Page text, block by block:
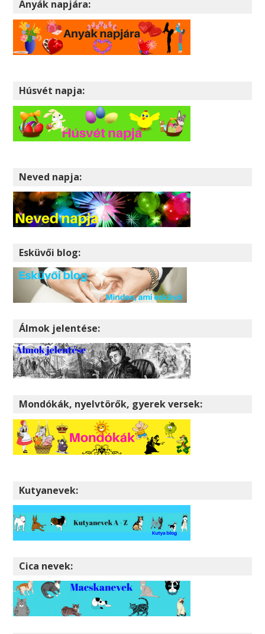
Anyák napjára:
Húsvét napja:
Neved napja:
Esküvői blog:
Álmok jelentése:
Mondókák, nyelvtörők, gyerek versek:
Kutyanevek:
Cica nevek: